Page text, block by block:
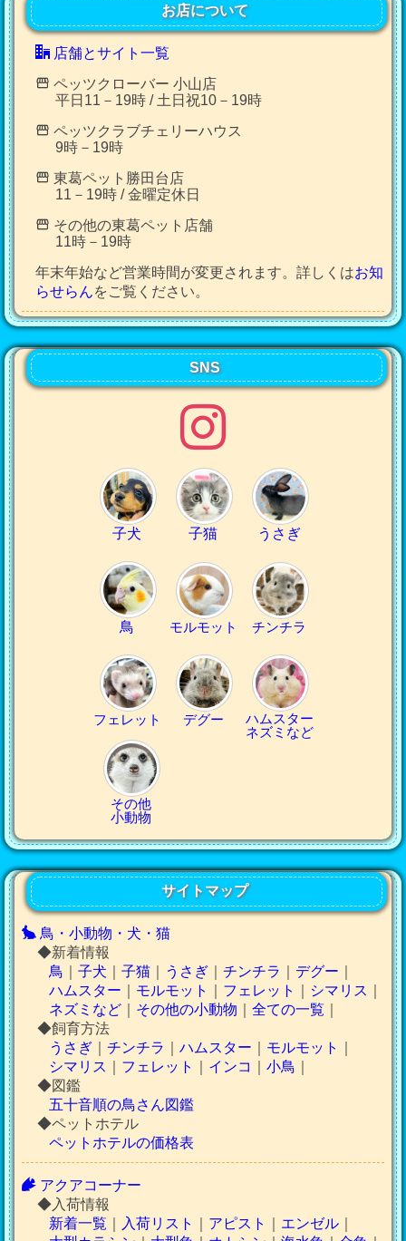
お店について
店舗とサイト一覧
ペッツクローバー 小山店
平日11－19時 / 土日祝10－19時
ペッツクラブチェリーハウス
9時－19時
東葛ペット勝田台店
11－19時 / 金曜定休日
その他の東葛ペット店舗
11時－19時
年末年始など営業時間が変更されます。詳しくはお知
らせらんをご覧ください。
SNS
子犬 子猫 うさぎ
鳥 モルモット チンチラ
フェレット デグー
ハムスター
ネズミなど
その他
小動物
サイトマップ
鳥・小動物・犬・猫
◆新着情報
鳥
子犬 子猫 うさぎ チンチラ デグー
ハムスター
モルモット フェレット シマリス
ネズミなど
その他の小動物 全ての一覧
◆飼育方法
うさぎ
チンチラ ハムスター モルモット
シマリス
フェレット インコ 小鳥
◆図鑑
五十音順の鳥さん図鑑
◆ペットホテル
ペットホテルの価格表
アクアコーナー
◆入荷情報
新着一覧
入荷リスト アピスト エンゼル